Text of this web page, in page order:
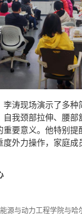
李涛现场演示了多种
自我颈部拉伸、腰部
重要意义。他特别提
度外力操作，家庭
源与动力工程学院与哈